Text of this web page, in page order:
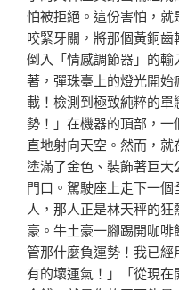
怕被拒絕。這份害怕，
咬緊牙關，將那個黃銅
倒入「情感調節器」的
著，彈珠臺上的燈光開
載！檢測到極致純粹的
勢！」在機器的頂部，
直地射向天空。然而，
塗滿了金色、裝飾著巨
門口。駕駛座上走下一
人，那人正是林天秤的
豪。牛土豪一腳踢開咖
管那什麼負運勢！我已
有的壞運氣！」「從現